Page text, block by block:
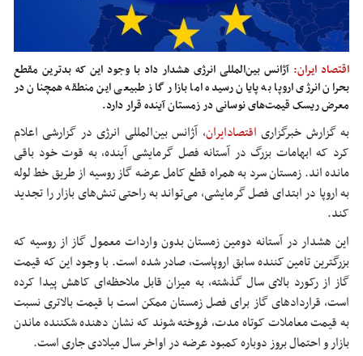
اقتصاد ایران: آژانس بین‌المللی انرژی هشدار داد با وجود این که بدترین مقطع
بحران انرژی اروپا به پایان رسیده اما بازار گاز طبیعی این منطقه همچنان در
معرض ریسک قیمت‌های نوسانی در زمستان آینده قرار دارد.
به گزارش خبرگزاری اقتصادایران، آژانس بین‌المللی انرژی در گزارشی اعلام
کرد که ابهامات بزرگ در آستانه فصل گرمایشی آینده، به قوت خود باقی
مانده اند. زمستان سرد به همراه قطع کامل عرضه گاز روسیه از طریق خط لوله
به اروپا در ابتدای فصل گرمایشی، می‌تواند به راحتی تنش‌های بازار را تجدید
کند.
این هشدار در آستانه دومین زمستان بدون واردات معمول گاز از روسیه که
بزرگترین تامین کننده سابق اروپاست، صادر شده است. با وجود این که قیمت
گاز از رکورد بالای سال گذشته، به میزان قابل ملاحظه‌ای کاهش پیدا کرده
است، قراردادهای گاز برای فصل زمستان ممکن است با قیمت بالاتری نسبت
به قیمت معاملات کوتاه مدت، فروخته شوند که نشان دهنده شکننده ماندن
بازار و احتمال بروز دوباره کمبود عرضه در اواخر سال میلادی جاری است.